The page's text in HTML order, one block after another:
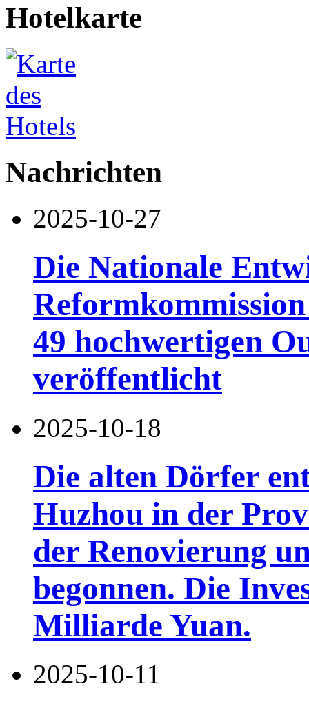
Hotelkarte
Nachrichten
2025-10-27
Die Nationale
49 hochwertigen
veröffentlicht
2025-10-18
Die alten Dörfer
Huzhou in der
der Renovierung
begonnen. Die
Milliarde Yuan.
2025-10-11